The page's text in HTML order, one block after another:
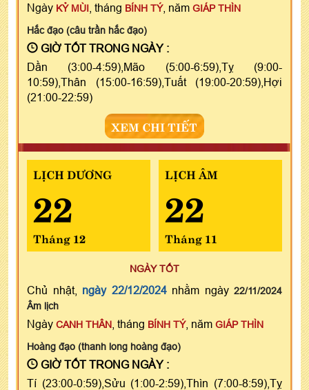
Ngày KỶ MÙI , tháng BÍNH TÝ, năm GIÁP THÌN
Hắc đạo (câu trần hắc đạo)
GIỜ TỐT TRONG NGÀY :
Dần (3:00-4:59),Mão (5:00-6:59),Tỵ (9:00-
10:59),Thân (15:00-16:59),Tuất (19:00-20:59),Hợi
(21:00-22:59)
XEM CHI TIẾT
LỊCH DƯƠNG
22
Tháng 12
LỊCH ÂM
22
Tháng 11
NGÀY TỐT
Chủ nhật, ngày 22/12/2024nhằm ngày 22/11/2024
Âm lịch
Ngày CANH THÂN , tháng BÍNH TÝ, năm GIÁP THÌN
Hoàng đạo (thanh long hoàng đạo)
GIỜ TỐT TRONG NGÀY :
Tí (23:00-0:59),Sửu (1:00-2:59),Thìn (7:00-8:59),Tỵ